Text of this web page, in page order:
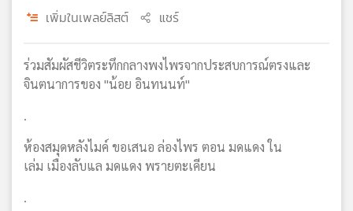
เพิ่มในเพลย์ลิสต์ แชร์
ร่วมสัมผัสชีวิตระทึกกลางพงไพรจากประสบการณ์ตรงและ
จินตนาการของ "น้อย อินทนนท์"
.
ห้องสมุดหลังไมค์ ขอเสนอ ล่องไพร ตอน มดแดง ใน
เล่ม เมืองลับแล มดแดง พรายตะเคียน
.